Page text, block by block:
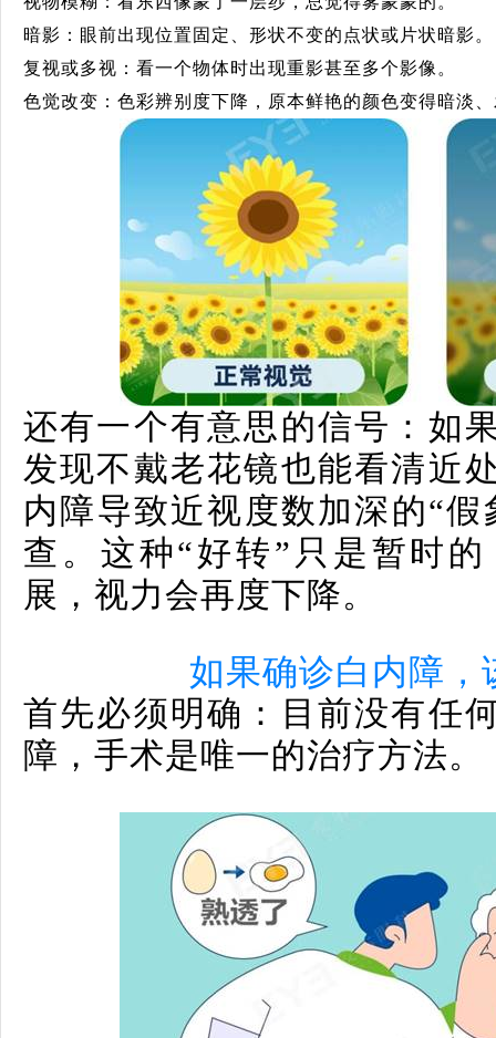
暗影：眼前出现位置固定、形状不变的点状或片状暗影。
复视或多视：看一个物体时出现重影甚至多个影像。
色觉改变：色彩辨别度下降，原本鲜艳的颜色变得暗淡
还有一个有意思的信号：如
发现不戴老花镜也能看清近
内障导致近视度数加深的“
查。这种“好转”只是暂时
展，视力会再度下降。
如果确诊白内障，
首先必须明确：目前没有任
障，手术是唯一的治疗方法。